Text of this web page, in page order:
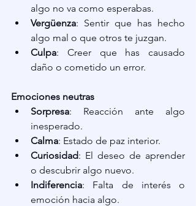
algo no va como esperabas.
Vergüenza: Sentir que has hecho
algo mal o que otros te juzgan.
Culpa: Creer que has causado
daño o cometido un error.
Emociones neutras
Sorpresa: Reacción ante algo
inesperado.
Calma: Estado de paz interior.
Curiosidad: El deseo de aprender
o descubrir algo nuevo.
Indiferencia: Falta de interés o
emoción hacia algo.